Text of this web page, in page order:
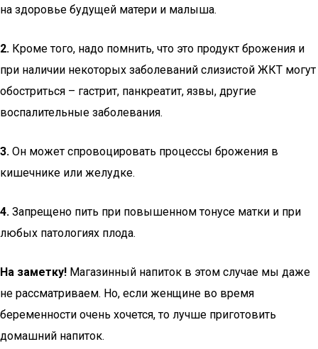
на здоровье будущей матери и малыша.
2. Кроме того, надо помнить, что это продукт брожения и
при наличии некоторых заболеваний слизистой ЖКТ могут
обостриться – гастрит, панкреатит, язвы, другие
воспалительные заболевания.
3. Он может спровоцировать процессы брожения в
кишечнике или желудке.
4. Запрещено пить при повышенном тонусе матки и при
любых патологиях плода.
На заметку! Магазинный напиток в этом случае мы даже
не рассматриваем. Но, если женщине во время
беременности очень хочется, то лучше приготовить
домашний напиток.